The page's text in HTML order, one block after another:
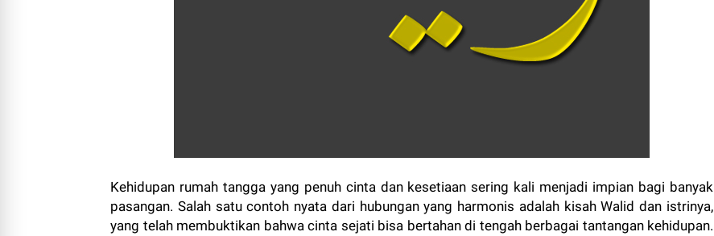
Kehidupan rumah tangga yang penuh cinta dan kesetiaan sering kali menjadi impian bagi banyak
pasangan. Salah satu contoh nyata dari hubungan yang harmonis adalah kisah Walid dan istrinya,
yang telah membuktikan bahwa cinta sejati bisa bertahan di tengah berbagai tantangan kehidupan.